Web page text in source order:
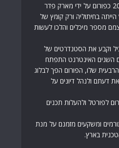
tek-dive נוסד בשנת 2003 כפורום על ידי מארק פדר
בחיתוליה ורק קומץ של
מספר מיכלים והלכו לעשות
וקבע את הסטנדרטים של
השנים האינטרנט התפתח
שלו, הפורום הפך לבלוג
דעתם ולנהל דיונים על
לפורטל ולהעלות תכנים
ומשקעים מזמנם על מנת
בארץ.